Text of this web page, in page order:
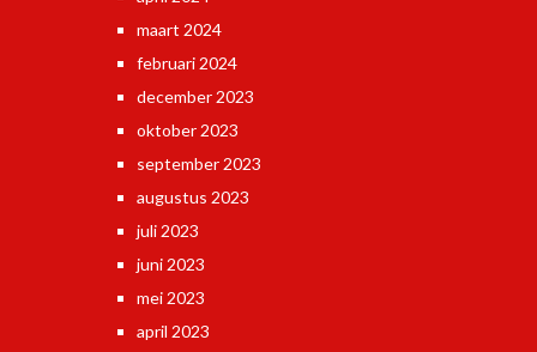
maart 2024
februari 2024
december 2023
oktober 2023
september 2023
augustus 2023
juli 2023
juni 2023
mei 2023
april 2023